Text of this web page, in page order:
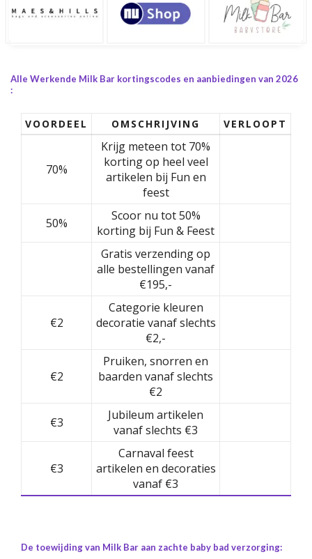
Alle Werkende Milk Bar kortingscodes en aanbiedingen van 2026
:
VOORDEEL OMSCHRIJVING VERLOOPT
70%
Krijg meteen tot 70%
korting op heel veel
artikelen bij Fun en
feest
50%
Scoor nu tot 50%
korting bij Fun & Feest
Gratis verzending op
alle bestellingen vanaf
€195,-
€2
Categorie kleuren
decoratie vanaf slechts
€2,-
€2
Pruiken, snorren en
baarden vanaf slechts
€2
€3
Jubileum artikelen
vanaf slechts €3
€3
Carnaval feest
artikelen en decoraties
vanaf €3
De toewijding van Milk Bar aan zachte baby bad verzorging: